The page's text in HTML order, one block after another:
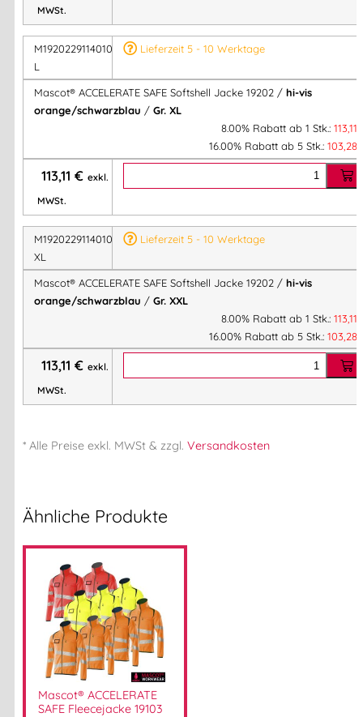
MWSt.
M1920229114010X
L
Lieferzeit 5 - 10 Werktage
Mascot® ACCELERATE SAFE Softshell Jacke 19202 / hi-vis
orange/schwarzblau / Gr. XL
8.00% Rabatt ab 1 Stk.: 113,11
16.00% Rabatt ab 5 Stk.: 103,28
113,11 € exkl.
MWSt.
M1920229114010X
XL
Lieferzeit 5 - 10 Werktage
Mascot® ACCELERATE SAFE Softshell Jacke 19202 / hi-vis
orange/schwarzblau / Gr. XXL
8.00% Rabatt ab 1 Stk.: 113,11
16.00% Rabatt ab 5 Stk.: 103,28
113,11 € exkl.
MWSt.
* Alle Preise exkl. MWSt & zzgl. Versandkosten
Ähnliche Produkte
Mascot® ACCELERATE
SAFE Fleecejacke 19103